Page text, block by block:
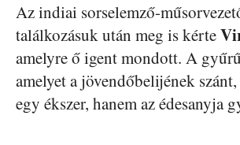
Az indiai sorselemző-
találkozásuk után meg is kérte
amelyre ő igent mondott. A
amelyet a jövendőbelijének
egy ékszer, hanem az édesanyja